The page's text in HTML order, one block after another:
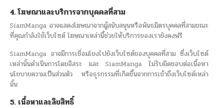
4. โฆษณาและบริการจากบุคคลที่สาม
SiamManga อาจแสดงโฆษณาจากผู้สนับสนุนหรือพันธมิตรบุคคลที่สามขณะ
ที่คุณกำลังใช้เว็บไซต์ โฆษณาเหล่านี้ช่วยให้บริการของเรายังคงฟรี
SiamManga อาจมีการเชื่อมโยงไปยังเว็บไซต์ของบุคคลที่สาม ซึ่งเว็บไซต์
เหล่านั้นดำเนินการโดยอิสระ และ SiamManga ไม่รับผิดชอบต่อเนื้อหา
นโยบายความเป็นส่วนตัว หรือธุรกรรมที่เกิดขึ้นจากการเข้าถึงเว็บไซต์เหล่า
นั้น
5. เนื้อหาและลิขสิทธิ์